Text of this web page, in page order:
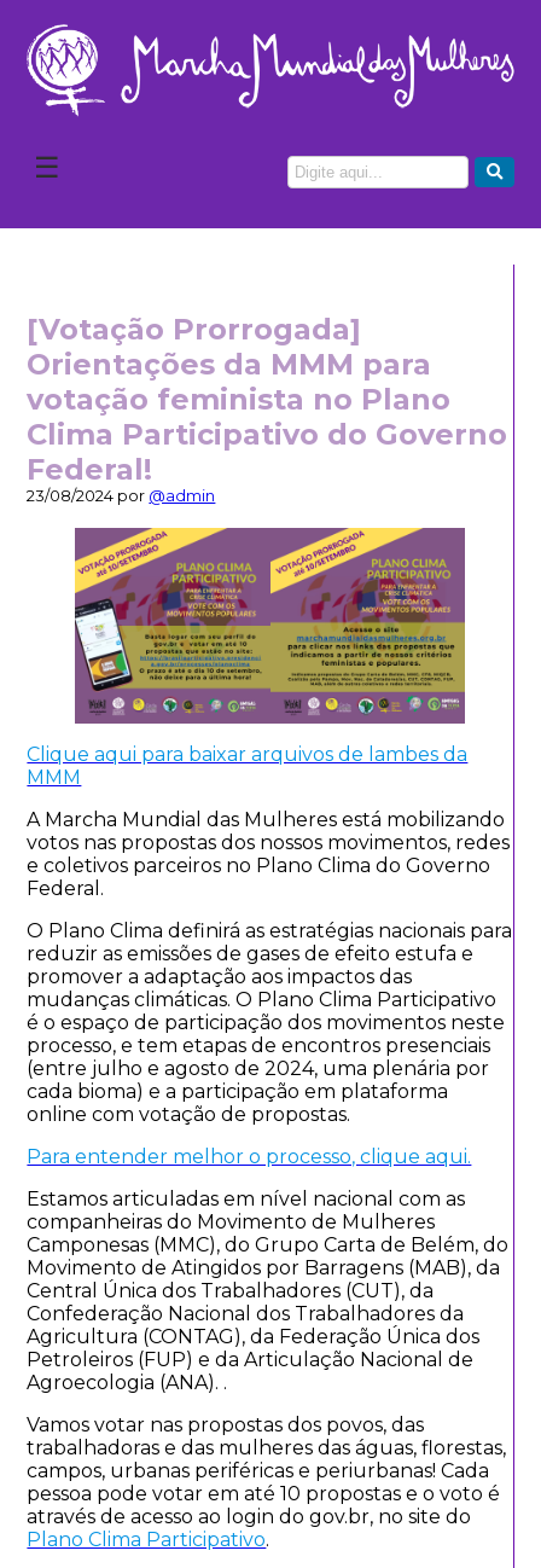
☰
[Votação Prorrogada]
Orientações da MMM para
votação feminista no Plano
Clima Participativo do Governo
Federal!
23/08/2024 por @admin
Clique aqui para baixar arquivos de lambes da
MMM
A Marcha Mundial das Mulheres está mobilizando
votos nas propostas dos nossos movimentos, redes
e coletivos parceiros no Plano Clima do Governo
Federal.
O Plano Clima definirá as estratégias nacionais para
reduzir as emissões de gases de efeito estufa e
promover a adaptação aos impactos das
mudanças climáticas. O Plano Clima Participativo
é o espaço de participação dos movimentos neste
processo, e tem etapas de encontros presenciais
(entre julho e agosto de 2024, uma plenária por
cada bioma) e a participação em plataforma
online com votação de propostas.
Para entender melhor o processo, clique aqui.
Estamos articuladas em nível nacional com as
companheiras do Movimento de Mulheres
Camponesas (MMC), do Grupo Carta de Belém, do
Movimento de Atingidos por Barragens (MAB), da
Central Única dos Trabalhadores (CUT), da
Confederação Nacional dos Trabalhadores da
Agricultura (CONTAG), da Federação Única dos
Petroleiros (FUP) e da Articulação Nacional de
Agroecologia (ANA). .
Vamos votar nas propostas dos povos, das
trabalhadoras e das mulheres das águas, florestas,
campos, urbanas periféricas e periurbanas! Cada
pessoa pode votar em até 10 propostas e o voto é
através de acesso ao login do gov.br, no site do
Plano Clima Participativo.